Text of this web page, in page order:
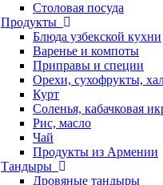
Столовая посуда
Продукты
Блюда узбекской кухни
Варенье и компоты
Приправы и специи
Орехи, сухофрукты,
Курт
Соленья, кабачковая
Рис, масло
Чай
Продукты из Армении
Тандыры
Дровяные тандыры